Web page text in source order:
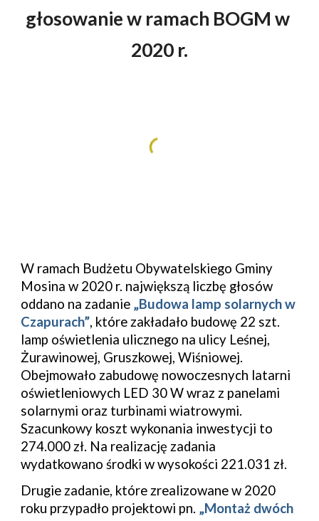
głosowanie w ramach BOGM w
2020 r.
W ramach Budżetu Obywatelskiego Gminy
Mosina w 2020 r. największą liczbę głosów
oddano na zadanie „Budowa lamp solarnych w
Czapurach”, które zakładało budowę 22 szt.
lamp oświetlenia ulicznego na ulicy Leśnej,
Żurawinowej, Gruszkowej, Wiśniowej.
Obejmowało zabudowę nowoczesnych latarni
oświetleniowych LED 30 W wraz z panelami
solarnymi oraz turbinami wiatrowymi.
Szacunkowy koszt wykonania inwestycji to
274.000 zł. Na realizację zadania
wydatkowano środki w wysokości 221.031 zł.
Drugie zadanie, które zrealizowane w 2020
roku przypadło projektowi pn. „Montaż dwóch